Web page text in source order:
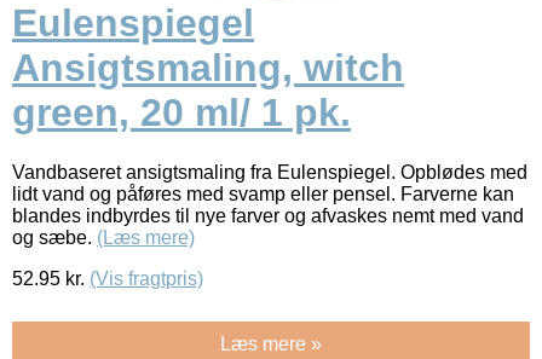
Eulenspiegel
Ansigtsmaling, witch
green, 20 ml/ 1 pk.
Vandbaseret ansigtsmaling fra Eulenspiegel. Opblødes med
lidt vand og påføres med svamp eller pensel. Farverne kan
blandes indbyrdes til nye farver og afvaskes nemt med vand
og sæbe. (Læs mere)
52.95 kr. (Vis fragtpris)
Læs mere »